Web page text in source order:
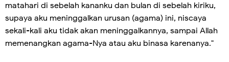
matahari di sebelah kananku dan bulan di sebelah kiriku,
supaya aku meninggalkan urusan (agama) ini, niscaya
sekali-kali aku tidak akan meninggalkannya, sampai Allah
memenangkan agama-Nya atau aku binasa karenanya."